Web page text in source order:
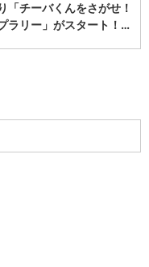
「チーバくんをさがせ！
ラリー」がスタート！…